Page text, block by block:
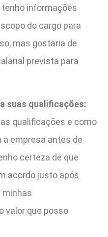
tenho informações
do cargo para
mas gostaria de
prevista para
suas qualificações:
qualificações e como
empresa antes de
certeza de que
acordo justo após
minhas
valor que posso